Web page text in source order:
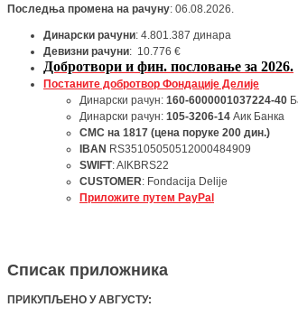
Последња промена на рачуну: 06.08.2026.
Динарски рачуни: 4.801.387 динара
Девизни рачуни: 10.776 €
Добротвори и фин. пословање за 2026.
Постаните добротвор Фондације Делије
Динарски рачун: 160-6000001037224-40
Динарски рачун: 105-3206-14 Аик Банка
СМС на 1817 (цена поруке 200 дин.)
IBAN RS35105050512000484909
SWIFT: AIKBRS22
CUSTOMER: Fondacija Delije
Приложите путем PayPal
Списак приложника
ПРИКУПЉЕНО У АВГУСТУ: